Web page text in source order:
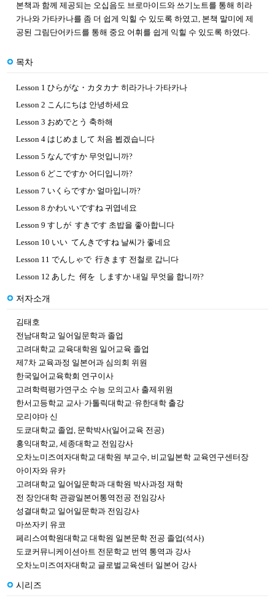
본책과 함께 제공되는 오십음도 브로마이드와 쓰기노트를 통해 히라
가나와 가타카나를 좀 더 쉽게 익힐 수 있도록 하였고, 본책 말미에 제
공된 그림단어카드를 통해 중요 어휘를 쉽게 익힐 수 있도록 하였다.
목차
Lesson 1 ひらがな・カタカナ 히라가나·가타카나
Lesson 2 こんにちは 안녕하세요
Lesson 3 おめでとう 축하해
Lesson 4 はじめまして 처음 뵙겠습니다
Lesson 5 なんですか 무엇입니까?
Lesson 6 どこですか 어디입니까?
Lesson 7 いくらですか 얼마입니까?
Lesson 8 かわいいですね 귀엽네요
Lesson 9 すしが すきです 초밥을 좋아합니다
Lesson 10 いい てんきですね 날씨가 좋네요
Lesson 11 でんしゃで 行きます 전철로 갑니다
Lesson 12 あした 何を しますか 내일 무엇을 합니까?
저자소개
김태호
전남대학교 일어일문학과 졸업
고려대학교 교육대학원 일어교육 졸업
제7차 교육과정 일본어과 심의회 위원
한국일어교육학회 연구이사
고려학력평가연구소 수능 모의고사 출제위원
한서고등학교 교사·가톨릭대학교·유한대학 출강
모리야마 신
도쿄대학교 졸업, 문학박사(일어교육 전공)
홍익대학교, 세종대학교 전임강사
오차노미즈여자대학교 대학원 부교수, 비교일본학 교육연구센터장
아이자와 유카
고려대학교 일어일문학과 대학원 박사과정 재학
전 장안대학 관광일본어통역전공 전임강사
성결대학교 일어일문학과 전임강사
마쓰자키 유코
페리스여학원대학교 대학원 일본문학 전공 졸업(석사)
도쿄커뮤니케이션아트 전문학교 번역 통역과 강사
오차노미즈여자대학교 글로벌교육센터 일본어 강사
시리즈